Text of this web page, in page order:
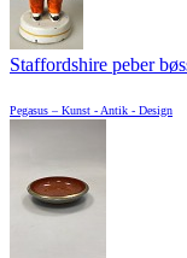
Staffordshire peber
Pegasus – Kunst - Antik - Design